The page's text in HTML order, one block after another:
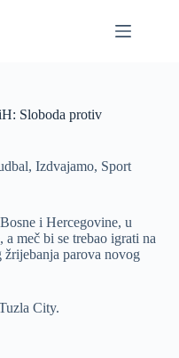
Sloboda protiv
, Izdvajamo, Sport
i Hercegovine, u
meč bi se trebao igrati na
parova novog
City.